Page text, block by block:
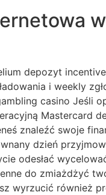
depozyt
i weekly
casino Jeśli
Mastercard
znaleźć swoje
dzień
odesłać
do zmiażdżyć
wyrzucić również